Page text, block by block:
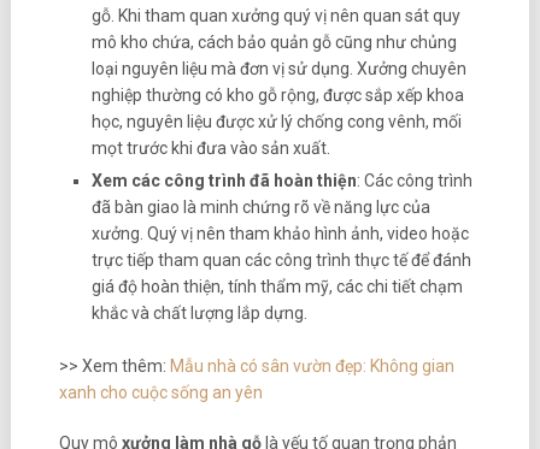
gỗ. Khi tham quan xưởng quý vị nên quan sát quy
mô kho chứa, cách bảo quản gỗ cũng như chủng
loại nguyên liệu mà đơn vị sử dụng. Xưởng chuyên
nghiệp thường có kho gỗ rộng, được sắp xếp khoa
học, nguyên liệu được xử lý chống cong vênh, mối
mọt trước khi đưa vào sản xuất.
Xem các công trình đã hoàn thiện: Các công trình
đã bàn giao là minh chứng rõ về năng lực của
xưởng. Quý vị nên tham khảo hình ảnh, video hoặc
trực tiếp tham quan các công trình thực tế để đánh
giá độ hoàn thiện, tính thẩm mỹ, các chi tiết chạm
khắc và chất lượng lắp dựng.
>> Xem thêm: Mẫu nhà có sân vườn đẹp: Không gian
xanh cho cuộc sống an yên
Quy mô xưởng làm nhà gỗlà yếu tố quan trọng phản